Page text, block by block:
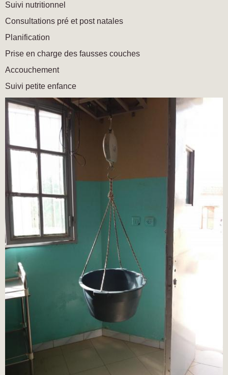
Suivi nutritionnel
Consultations pré et post natales
Planification
Prise en charge des fausses couches
Accouchement
Suivi petite enfance